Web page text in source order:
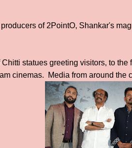
of 2PointO, Shankar's
Chitti statues greeting visitors, to
cinemas. Media from around the